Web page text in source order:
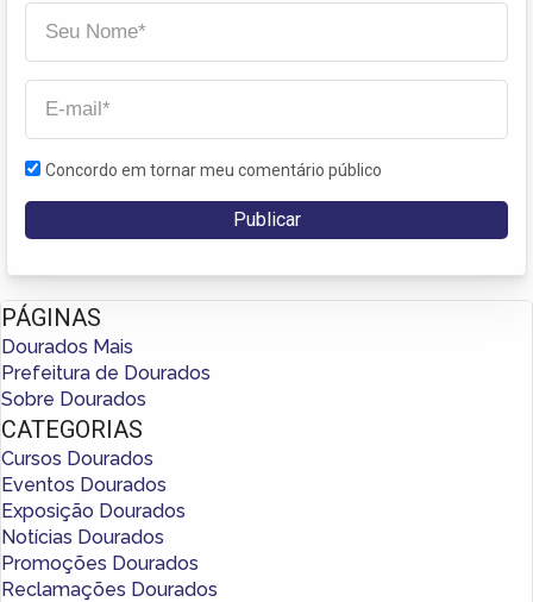
Concordo em tornar meu comentário público
PÁGINAS
Dourados Mais
Prefeitura de Dourados
Sobre Dourados
CATEGORIAS
Cursos Dourados
Eventos Dourados
Exposição Dourados
Notícias Dourados
Promoções Dourados
Reclamações Dourados